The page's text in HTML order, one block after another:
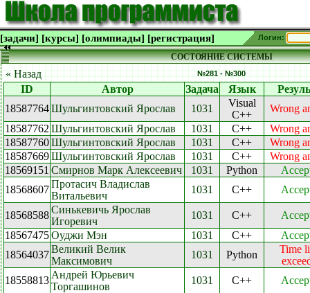
[задачи] [курсы] [олимпиады] [регистрация] Логин:
СОСТОЯНИЕ СИСТЕМЫ
« Назад №281 - №300
ID Автор Задача Язык
18587764Шульгинтовский Ярослав 1031
Visual
C++
Wrong
18587762 Шульгинтовский Ярослав 1031 C++
Wrong
18587760Шульгинтовский Ярослав 1031 C++
Wrong
18587669Шульгинтовский Ярослав 1031 C++
Wrong
18569151 Смирнов Марк Алексеевич 1031 Python
18568607Протасич Владислав
Витальевич
1031 C++
18568588Синькевичь Ярослав
Игоревич
1031 C++
18567475Оуджи Мэн 1031 C++
18564037Великий Велик
Максимович
1031 Python
Time
18558813 Андрей Юрьевич
Торгашинов
1031 C++